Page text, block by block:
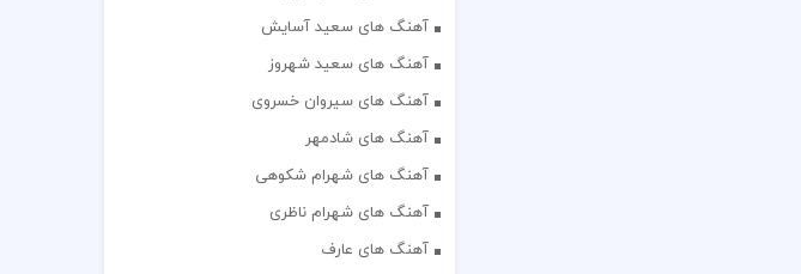
آهنگ های سعید آسایش
آهنگ های سعید شهروز
آهنگ های سیروان خسروی
آهنگ های شادمهر
آهنگ های شهرام شکوهی
آهنگ های شهرام ناظری
آهنگ های عارف